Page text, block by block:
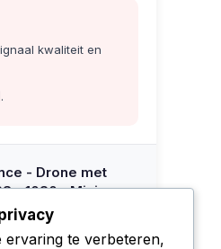
kwaliteit en
- Drone met
- 1080p Mini
en Binnen -
en 2 Accu's
ervaring te verbeteren,